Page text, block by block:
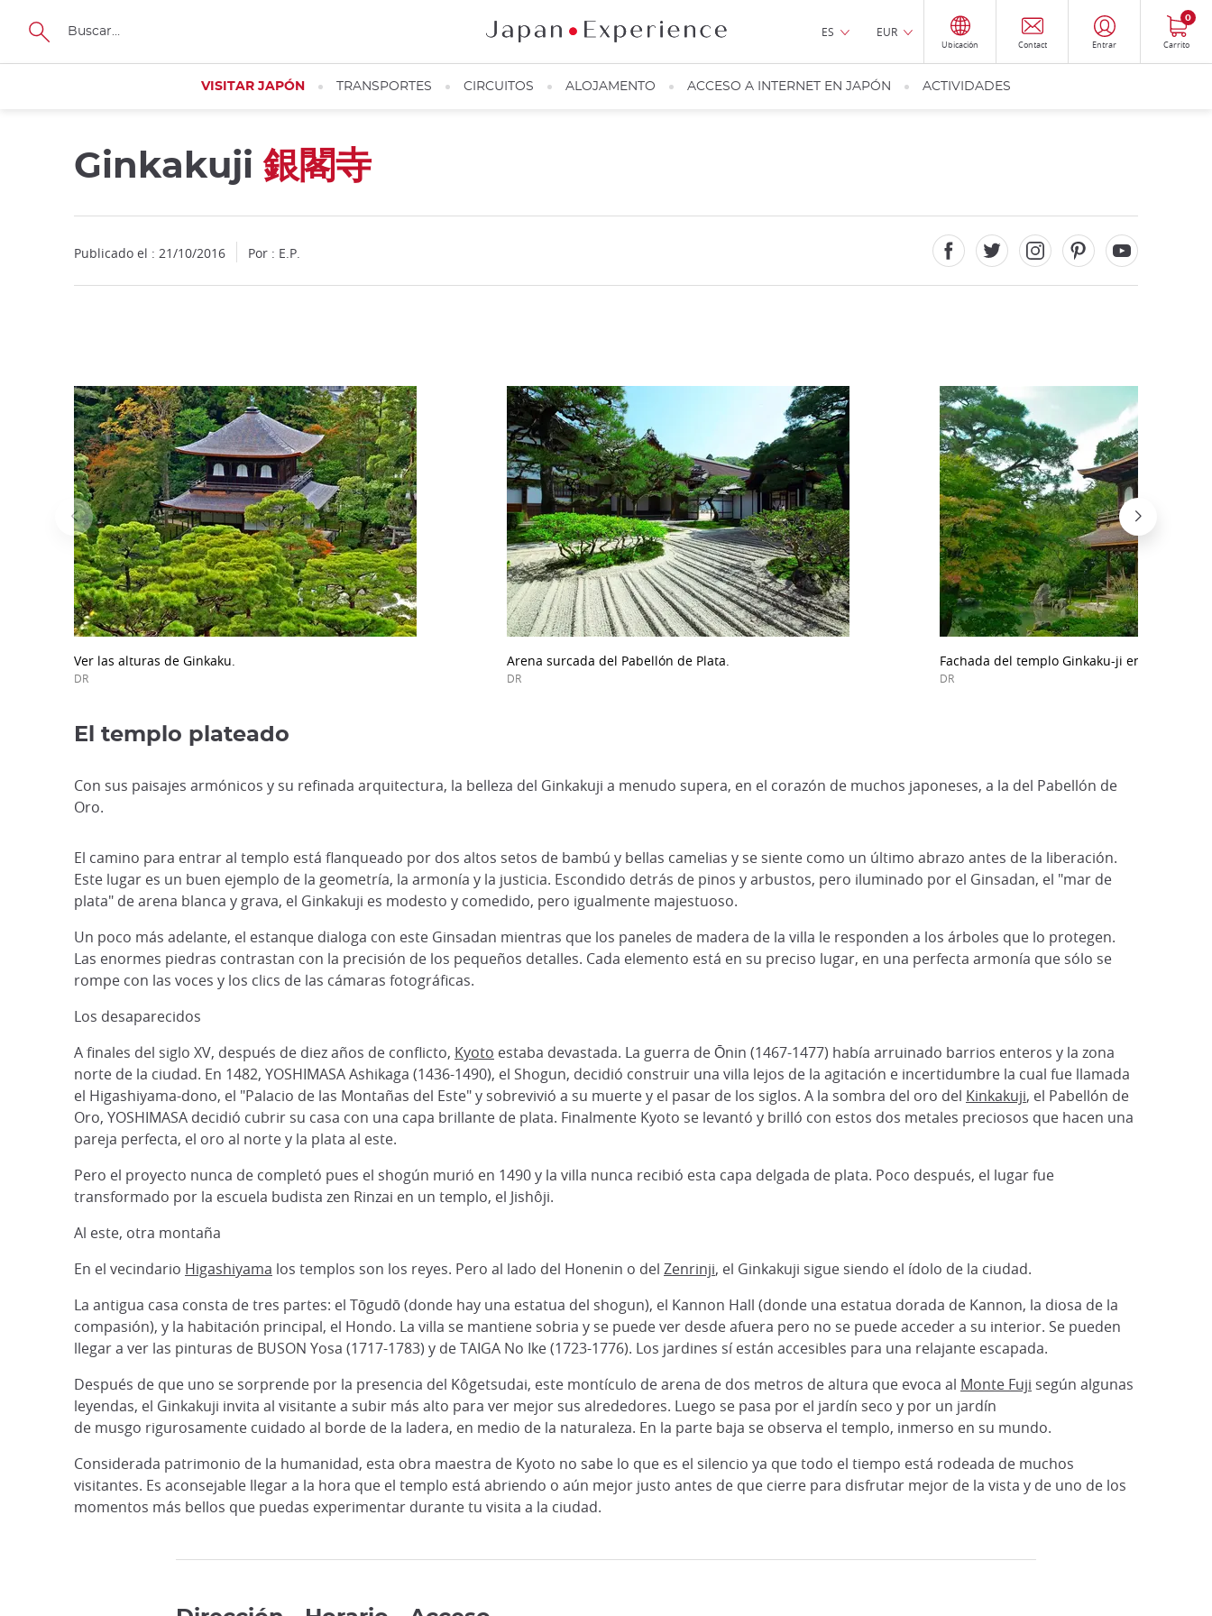
Tamaño
ES EUR
Ubicación Contact Entrar Carrito
0
VISITAR JAPÓN TRANSPORTES CIRCUITOS ALOJAMENTO ACCESO A INTERNET EN JAPÓN ACTIVIDADES
Ginkakuji銀閣寺
Publicado el : 21/10/2016 Por : E.P.
Ver las alturas de Ginkaku.
DR
Arena surcada del Pabellón de Plata.
DR
Fachada del templo Ginkaku-ji en Kioto
DR
El templo plateado
Con sus paisajes armónicos y su refinada arquitectura, la belleza del Ginkakuji a menudo supera, en el corazón de muchos japoneses, a la del Pabellón de
Oro.
El camino para entrar al templo está flanqueado por dos altos setos de bambú y bellas camelias y se siente como un último abrazo antes de la liberación.
Este lugar es un buen ejemplo de la geometría, la armonía y la justicia. Escondido detrás de pinos y arbustos, pero iluminado por el Ginsadan, el "mar de
plata" de arena blanca y grava, el Ginkakuji es modesto y comedido, pero igualmente majestuoso.
Un poco más adelante, el estanque dialoga con este Ginsadan mientras que los paneles de madera de la villa le responden a los árboles que lo protegen.
Las enormes piedras contrastan con la precisión de los pequeños detalles. Cada elemento está en su preciso lugar, en una perfecta armonía que sólo se
rompe con las voces y los clics de las cámaras fotográficas.
Los desaparecidos
A finales del siglo XV, después de diez años de conflicto, Kyoto estaba devastada. La guerra de Ōnin (1467-1477) había arruinado barrios enteros y la zona
norte de la ciudad. En 1482, YOSHIMASA Ashikaga (1436-1490), el Shogun, decidió construir una villa lejos de la agitación e incertidumbre la cual fue llamada
el Higashiyama-dono, el "Palacio de las Montañas del Este" y sobrevivió a su muerte y el pasar de los siglos. A la sombra del oro del Kinkakuji, el Pabellón de
Oro, YOSHIMASA decidió cubrir su casa con una capa brillante de plata. Finalmente Kyoto se levantó y brilló con estos dos metales preciosos que hacen una
pareja perfecta, el oro al norte y la plata al este.
Pero el proyecto nunca de completó pues el shogún murió en 1490 y la villa nunca recibió esta capa delgada de plata. Poco después, el lugar fue
transformado por la escuela budista zen Rinzai en un templo, el Jishôji.
Al este, otra montaña
En el vecindario Higashiyama los templos son los reyes. Pero al lado del Honenin o del Zenrinji, el Ginkakuji sigue siendo el ídolo de la ciudad.
La antigua casa consta de tres partes: el Tōgudō (donde hay una estatua del shogun), el Kannon Hall (donde una estatua dorada de Kannon, la diosa de la
compasión), y la habitación principal, el Hondo. La villa se mantiene sobria y se puede ver desde afuera pero no se puede acceder a su interior. Se pueden
llegar a ver las pinturas de BUSON Yosa (1717-1783) y de TAIGA No Ike (1723-1776). Los jardines sí están accesibles para una relajante escapada.
Después de que uno se sorprende por la presencia del Kôgetsudai, este montículo de arena de dos metros de altura que evoca al Monte Fuji según algunas
leyendas, el Ginkakuji invita al visitante a subir más alto para ver mejor sus alrededores. Luego se pasa por el jardín seco y por un jardín
de musgo rigurosamente cuidado al borde de la ladera, en medio de la naturaleza. En la parte baja se observa el templo, inmerso en su mundo.
Considerada patrimonio de la humanidad, esta obra maestra de Kyoto no sabe lo que es el silencio ya que todo el tiempo está rodeada de muchos
visitantes. Es aconsejable llegar a la hora que el templo está abriendo o aún mejor justo antes de que cierre para disfrutar mejor de la vista y de uno de los
momentos más bellos que puedas experimentar durante tu visita a la ciudad.